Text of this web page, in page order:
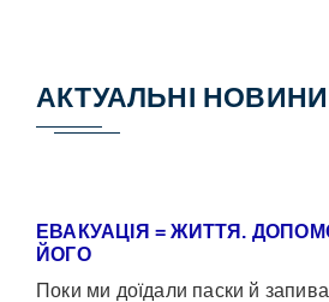
АКТУАЛЬНІ НОВИНИ
ЕВАКУАЦІЯ = ЖИТТЯ.
ЙОГО
Поки ми доїдали паски й